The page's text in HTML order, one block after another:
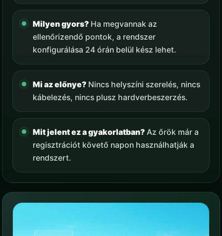
Milyen gyors? Ha megvannak az
ellenőrizendő pontok, a rendszer
konfigurálása 24 órán belül kész lehet.
Mi az előnye? Nincs helyszíni szerelés, nincs
kábelezés, nincs plusz hardverbeszerzés.
Mit jelent ez a gyakorlatban? Az őrök már a
regisztrációt követő napon használhatják a
rendszert.